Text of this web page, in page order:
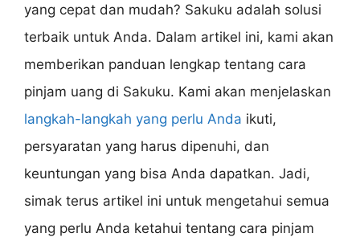
yang cepat dan mudah? Sakuku adalah solusi
terbaik untuk Anda. Dalam artikel ini, kami akan
memberikan panduan lengkap tentang cara
pinjam uang di Sakuku. Kami akan menjelaskan
langkah-langkah yang perlu Anda ikuti,
persyaratan yang harus dipenuhi, dan
keuntungan yang bisa Anda dapatkan. Jadi,
simak terus artikel ini untuk mengetahui semua
yang perlu Anda ketahui tentang cara pinjam